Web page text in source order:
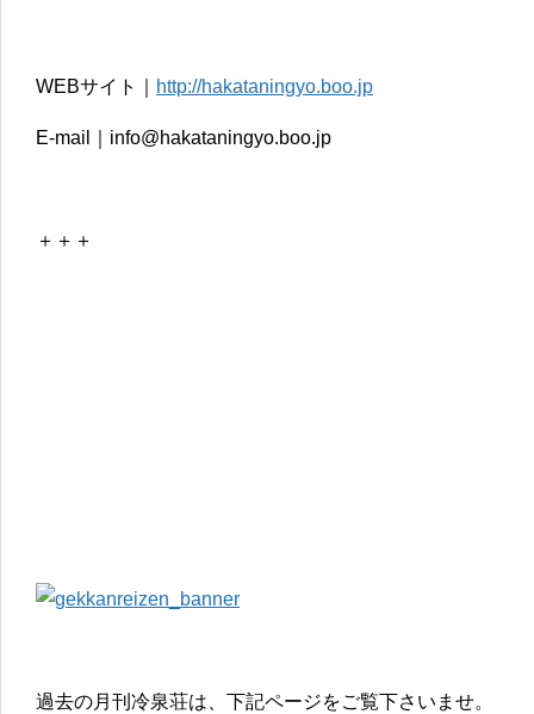
WEBサイト｜ http://hakataningyo.boo.jp
E-mail｜info@hakataningyo.boo.jp
＋＋＋
過去の月刊冷泉荘は、下記ページをご覧下さいませ。